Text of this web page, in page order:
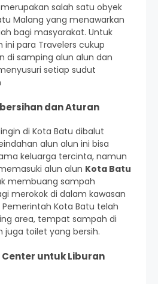
salah satu obyek
Malang yang menawarkan
bagi masyarakat. Untuk
para Travelers cukup
di samping alun alun dan
setiap sudut
dan Aturan
di Kota Batu dibalut
alun alun ini bisa
keluarga tercinta, namun
alun alun Kota Batu
membuang sampah
merokok di dalam kawasan
Kota Batu telah
area, tempat sampah di
juga toilet yang bersih.
untuk Liburan